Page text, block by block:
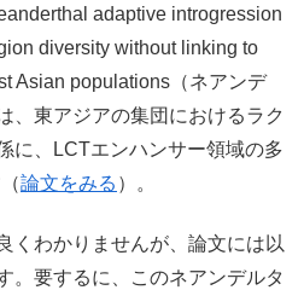
adaptive introgression
diversity without linking to
Asian populations（ネアンデ
、東アジアの集団におけるラク
に、LCTエンハンサー領域の多
論文をみる ）。
くわかりませんが、論文には以
。要するに、このネアンデルタ